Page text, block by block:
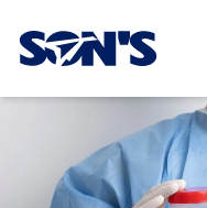
Laboratorios Química